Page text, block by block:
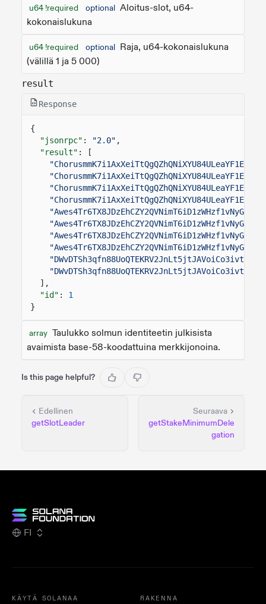
u64 !required optional Aloitus-slot, u64-
kokonaislukuna
u64 !required optional Raja, u64-kokonaislukuna
(välillä 1 ja 5 000)
result
Response
{
"jsonrpc" : "2.0" ,
"result" : [
],
"id" :
1
}
array Taulukko solmun identiteetin julkisista
avaimista base-58-koodattuina merkkijonoina.
Is this page helpful?
Edellinen
getSlotLeader
Seuraava
getStakeMinimumDele
gation
FI
KÄYTÄ SOLANAA RAKENNA